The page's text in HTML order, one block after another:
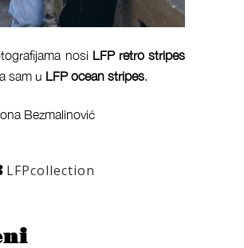
nosi LFP retro stripes
sam u LFP ocean stripes.
Bezmalinović
LFPcollection